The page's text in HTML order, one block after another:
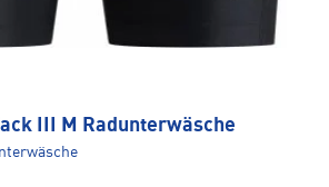
III M Radunterwäsche